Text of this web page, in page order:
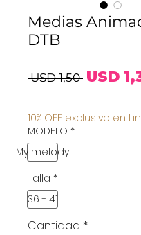
Medias
DTB
USD 1,50 USD
10% OFF exclusivo en
MODELO *
My melody
Talla *
36 - 41
Cantidad *